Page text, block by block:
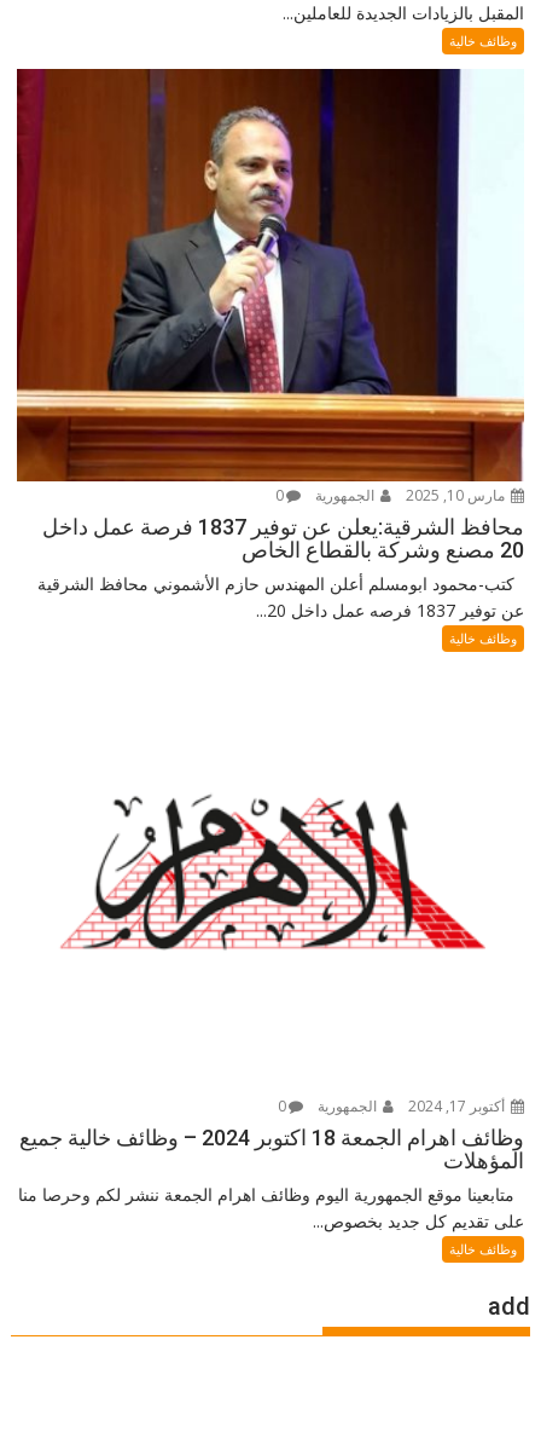
المقبل بالزيادات الجديدة للعاملين...
وظائف خالية
مارس 10, 2025 الجمهورية 0
محافظ الشرقية:يعلن عن توفير 1837 فرصة عمل داخل
20 مصنع وشركة بالقطاع الخاص
كتب-محمود ابومسلم أعلن المهندس حازم الأشموني محافظ الشرقية
عن توفير 1837 فرصه عمل داخل 20...
وظائف خالية
أكتوبر 17, 2024 الجمهورية 0
وظائف اهرام الجمعة 18 اكتوبر 2024 – وظائف خالية جميع
المؤهلات
متابعينا موقع الجمهورية اليوم وظائف اهرام الجمعة ننشر لكم وحرصا منا
على تقديم كل جديد بخصوص...
وظائف خالية
add